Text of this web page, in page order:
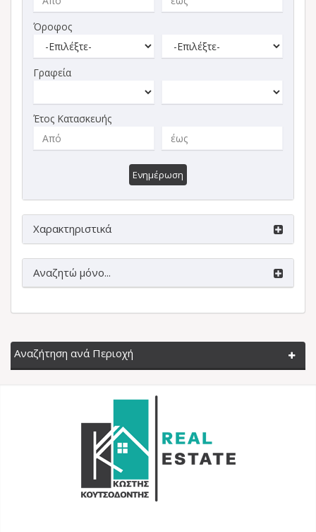
Όροφος
Γραφεία
Έτος Κατασκευής
Ενημέρωση
Χαρακτηριστικά
Αναζητώ μόνο...
Αναζήτηση ανά Περιοχή